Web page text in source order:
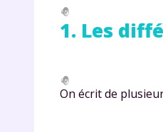
1. Les
On écrit de